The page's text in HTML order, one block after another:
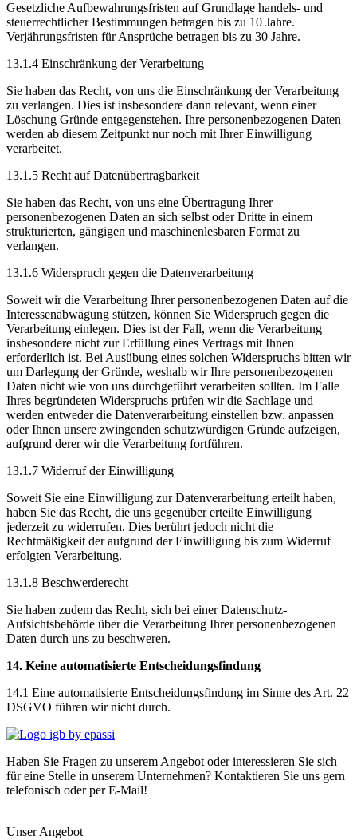
Gesetzliche Aufbewahrungsfristen auf Grundlage handels- und
steuerrechtlicher Bestimmungen betragen bis zu 10 Jahre.
Verjährungsfristen für Ansprüche betragen bis zu 30 Jahre.
13.1.4 Einschränkung der Verarbeitung
Sie haben das Recht, von uns die Einschränkung der Verarbeitung
zu verlangen. Dies ist insbesondere dann relevant, wenn einer
Löschung Gründe entgegenstehen. Ihre personenbezogenen Daten
werden ab diesem Zeitpunkt nur noch mit Ihrer Einwilligung
verarbeitet.
13.1.5 Recht auf Datenübertragbarkeit
Sie haben das Recht, von uns eine Übertragung Ihrer
personenbezogenen Daten an sich selbst oder Dritte in einem
strukturierten, gängigen und maschinenlesbaren Format zu
verlangen.
13.1.6 Widerspruch gegen die Datenverarbeitung
Soweit wir die Verarbeitung Ihrer personenbezogenen Daten auf die
Interessenabwägung stützen, können Sie Widerspruch gegen die
Verarbeitung einlegen. Dies ist der Fall, wenn die Verarbeitung
insbesondere nicht zur Erfüllung eines Vertrags mit Ihnen
erforderlich ist. Bei Ausübung eines solchen Widerspruchs bitten wir
um Darlegung der Gründe, weshalb wir Ihre personenbezogenen
Daten nicht wie von uns durchgeführt verarbeiten sollten. Im Falle
Ihres begründeten Widerspruchs prüfen wir die Sachlage und
werden entweder die Datenverarbeitung einstellen bzw. anpassen
oder Ihnen unsere zwingenden schutzwürdigen Gründe aufzeigen,
aufgrund derer wir die Verarbeitung fortführen.
13.1.7 Widerruf der Einwilligung
Soweit Sie eine Einwilligung zur Datenverarbeitung erteilt haben,
haben Sie das Recht, die uns gegenüber erteilte Einwilligung
jederzeit zu widerrufen. Dies berührt jedoch nicht die
Rechtmäßigkeit der aufgrund der Einwilligung bis zum Widerruf
erfolgten Verarbeitung.
13.1.8 Beschwerderecht
Sie haben zudem das Recht, sich bei einer Datenschutz-
Aufsichtsbehörde über die Verarbeitung Ihrer personenbezogenen
Daten durch uns zu beschweren.
14. Keine automatisierte Entscheidungsfindung
14.1 Eine automatisierte Entscheidungsfindung im Sinne des Art. 22
DSGVO führen wir nicht durch.
Haben Sie Fragen zu unserem Angebot oder interessieren Sie sich
für eine Stelle in unserem Unternehmen? Kontaktieren Sie uns gern
telefonisch oder per E-Mail!
Unser Angebot